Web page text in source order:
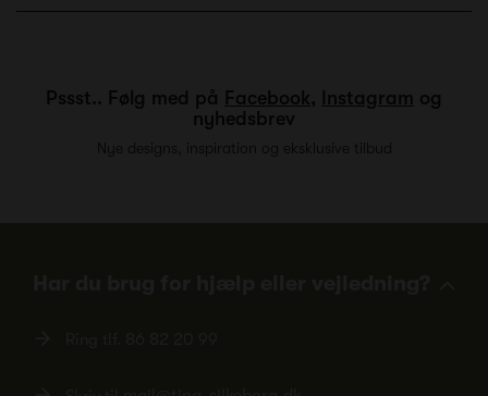
Pssst.. Følg med på Facebook, Instagram og
nyhedsbrev
Nye designs, inspiration og eksklusive tilbud